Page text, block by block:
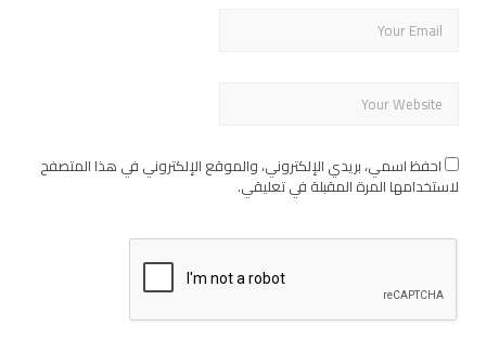
احفظ اسمي، بريدي الإلكتروني، والموقع الإلكتروني في هذا المتصفح
لاستخدامها المرة المقبلة في تعليقي.